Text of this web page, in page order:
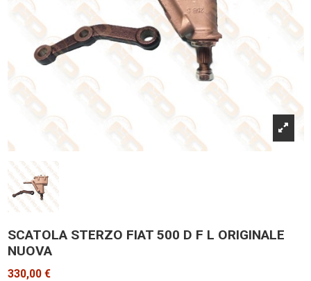
SCATOLA STERZO FIAT 500 D F L ORIGINALE
NUOVA
330,00 €